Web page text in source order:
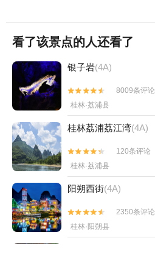
看了该景点的人还看了
银子岩(4A)


8009条评论
桂林·荔浦县
桂林荔浦荔江湾(4A)


120条评论
桂林·荔浦县
阳朔西街(4A)


2350条评论
桂林·阳朔县